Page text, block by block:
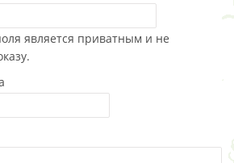
является приватным и не